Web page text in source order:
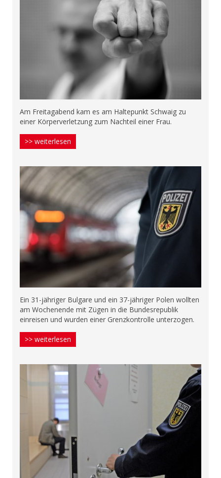
Am Freitagabend kam es am Haltepunkt Schwaig zu
einer Körperverletzung zum Nachteil einer Frau.
>> weiterlesen
Ein 31-jähriger Bulgare und ein 37-jähriger Polen wollten
am Wochenende mit Zügen in die Bundesrepublik
einreisen und wurden einer Grenzkontrolle unterzogen.
>> weiterlesen